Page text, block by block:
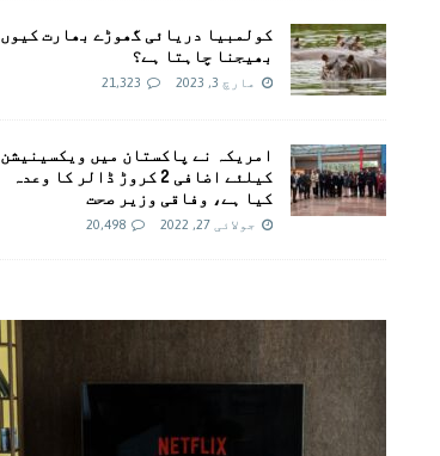
کولمبیا دریائی گھوڑے بھارت کیوں
بھیجنا چاہتا ہے؟
مارچ 3, 2023 21,323
امريکہ نے پاکستان میں ویکسینیشن
کیلئے اضافی 2 کروڑ ڈالر کا وعدہ
کیا ہے، وفاقی وزیر صحت
جولائی 27, 2022 20,498